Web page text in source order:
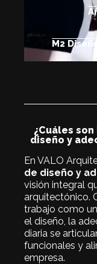
M2
¿Cuáles
diseño y
En VALO
de diseño y
visión integral
arquitectónico.
trabajo como
el diseño, la
diaria se
funcionales y
empresa.